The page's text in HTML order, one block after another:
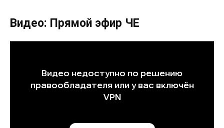
Видео: Прямой эфир ЧЕ